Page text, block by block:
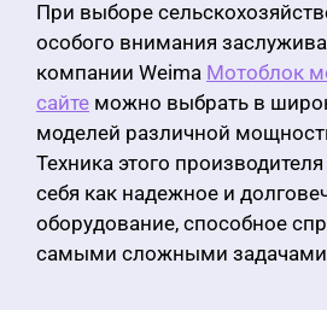
При выборе
особого внимания
компании Weima Мотоблок
сайте можно выбрать в
моделей различной
Техника этого
себя как надежное и
оборудование, способное
самыми сложными задачами